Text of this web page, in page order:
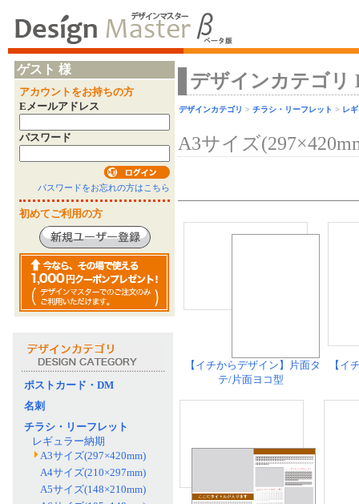
ゲスト 様
アカウントをお持ちの方
Eメールアドレス
パスワード
パスワードをお忘れの方はこちら
初めてご利用の方
ポストカード・DM
名刺
チラシ・リーフレット
レギュラー納期
A3サイズ(297×420mm)
A4サイズ(210×297mm)
A5サイズ(148×210mm)
デザインカテゴリ
デザインカテゴリ > チラシ・リーフレット > レ
A3サイズ
【イチからデザイン】片面タ
テ/片面ヨコ型
【イ